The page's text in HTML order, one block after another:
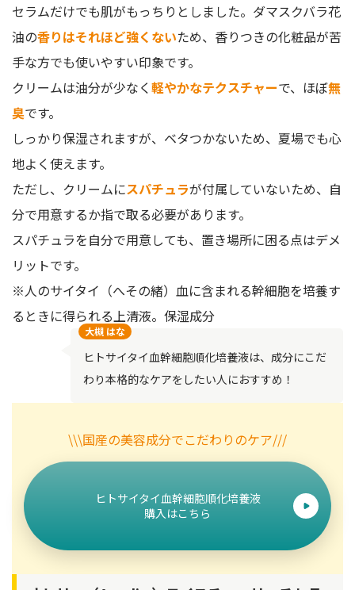
セラムだけでも肌がもっちりとしました。ダマスクバラ花
油の香りはそれほど強くないため、香りつきの化粧品が苦
手な方でも使いやすい印象です。
クリームは油分が少なく 軽やかなテクスチャーで、ほぼ無
臭です。
しっかり保湿されますが、ベタつかないため、夏場でも心
地よく使えます。
ただし、クリームにスパチュラが付属していないため、自
分で用意するか指で取る必要があります。
スパチュラを自分で用意しても、置き場所に困る点はデメ
リットです。
※人のサイタイ（へその緒）血に含まれる幹細胞を培養す
るときに得られる上清液。保湿成分
大槻 はな
ヒトサイタイ血幹細胞順化培養液は、成分にこだ
わり本格的なケアをしたい人におすすめ！
\\\国産の美容成分でこだわりのケア///
ヒトサイタイ血幹細胞順化培養液
購入はこちら